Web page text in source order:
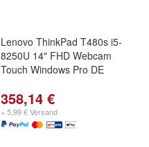
Lenovo ThinkPad T480s i5-
8250U 14" FHD Webcam
Touch Windows Pro DE
358,14 €
+ 5,99 € Versand